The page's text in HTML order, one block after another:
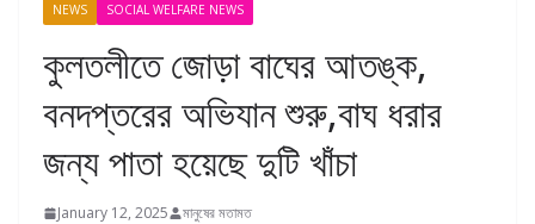
NEWS SOCIAL WELFARE NEWS
কুলতলীতে জোড়া বাঘের আতঙ্ক,
বনদপ্তরের অভিযান শুরু,বাঘ ধরার
জন্য পাতা হয়েছে দুটি খাঁচা
January 12, 2025 মানুষের মতামত